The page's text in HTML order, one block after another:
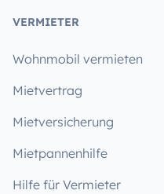
VERMIETER
Wohnmobil vermieten
Mietvertrag
Mietversicherung
Mietpannenhilfe
Hilfe für Vermieter